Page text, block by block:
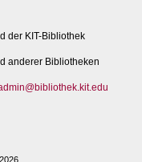
der KIT-Bibliothek
anderer Bibliotheken